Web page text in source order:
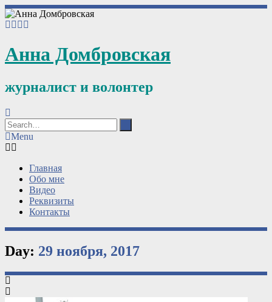
Анна Домбровская
журналист и волонтер
Menu
Главная
Обо мне
Видео
Реквизиты
Контакты
Day: 29 ноября, 2017